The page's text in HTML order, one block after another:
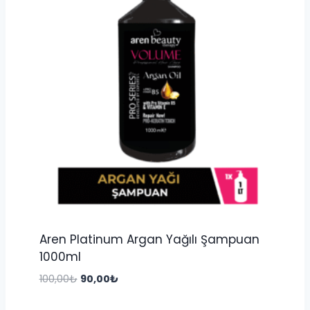
Aren Platinum Argan Yağılı Şampuan
1000ml
100,00₺ Orijinal
90,00₺Şu